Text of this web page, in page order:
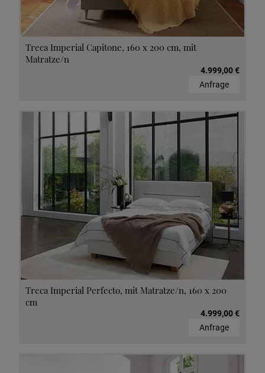
Treca Imperial Capitone, 160 x 200 cm, mit
Matratze/n
4.999,00 €
Anfrage
Treca Imperial Perfecto, mit Matratze/n, 160 x 200
cm
4.999,00 €
Anfrage